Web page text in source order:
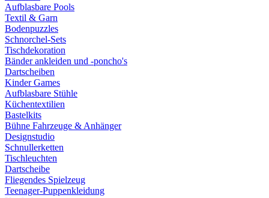
Aufblasbare Pools
Textil & Garn
Bodenpuzzles
Schnorchel-Sets
Tischdekoration
Bänder ankleiden und -poncho's
Dartscheiben
Kinder Games
Aufblasbare Stühle
Küchentextilien
Bastelkits
Bühne Fahrzeuge & Anhänger
Designstudio
Schnullerketten
Tischleuchten
Dartscheibe
Fliegendes Spielzeug
Teenager-Puppenkleidung